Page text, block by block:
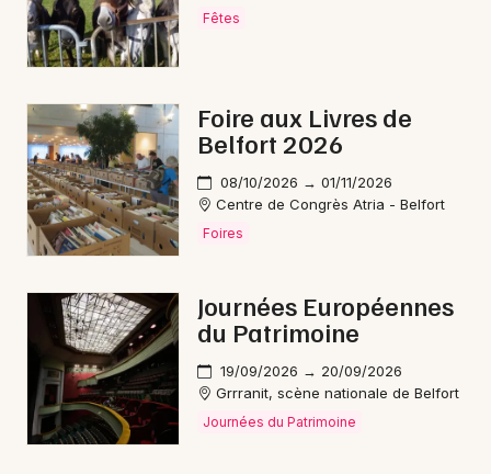
Newsletter des sorties
Artistes en tournée
Actus à Belfort
Magazine à Belfort
Fêtes
Foire aux Livres de
Belfort 2026
08/10/2026 → 01/11/2026
Centre de Congrès Atria - Belfort
Foires
Journées Européennes
du Patrimoine
19/09/2026 → 20/09/2026
Grrranit, scène nationale de Belfort
Journées du Patrimoine